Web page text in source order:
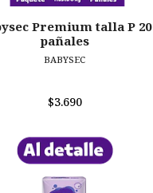
Premium talla P 20
pañales
BABYSEC
$3.690